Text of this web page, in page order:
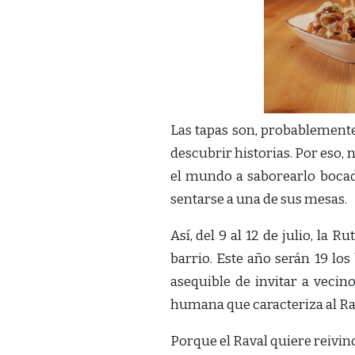
Las tapas son,
descubrir historias. Por eso,
el mundo a saborearlo
sentarse a una de sus mesas.
Así, del 9 al 12 de julio, la
barrio. Este año serán 19
asequible de invitar a
humana que caracteriza al
Porque el Raval quiere